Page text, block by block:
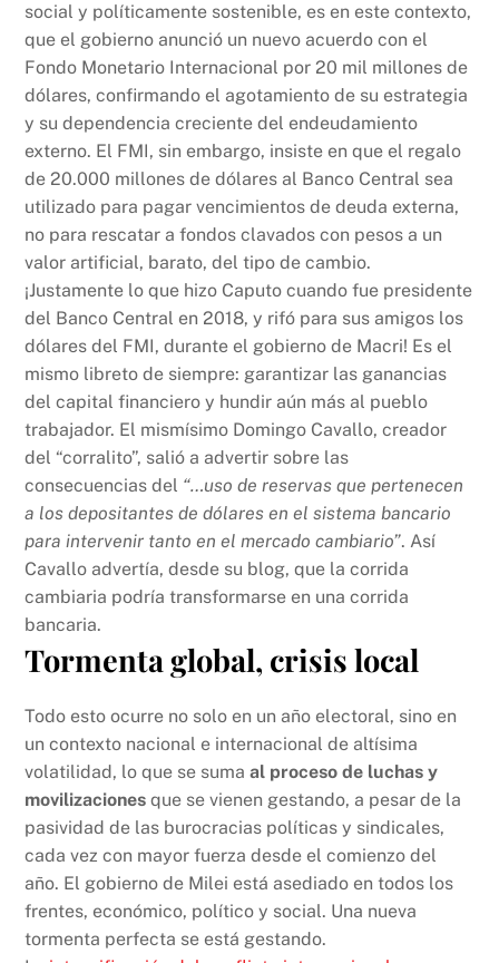
social y políticamente sostenible, es en este contexto,
que el gobierno anunció un nuevo acuerdo con el
Fondo Monetario Internacional por 20 mil millones de
dólares, confirmando el agotamiento de su estrategia
y su dependencia creciente del endeudamiento
externo. El FMI, sin embargo, insiste en que el regalo
de 20.000 millones de dólares al Banco Central sea
utilizado para pagar vencimientos de deuda externa,
no para rescatar a fondos clavados con pesos a un
valor artificial, barato, del tipo de cambio.
¡Justamente lo que hizo Caputo cuando fue presidente
del Banco Central en 2018, y rifó para sus amigos los
dólares del FMI, durante el gobierno de Macri! Es el
mismo libreto de siempre: garantizar las ganancias
del capital financiero y hundir aún más al pueblo
trabajador. El mismísimo Domingo Cavallo, creador
del “corralito”, salió a advertir sobre las
consecuencias del “…uso de reservas que pertenecen
a los depositantes de dólares en el sistema bancario
para intervenir tanto en el mercado cambiario”. Así
Cavallo advertía, desde su blog, que la corrida
cambiaria podría transformarse en una corrida
bancaria.
Tormenta global, crisis local
Todo esto ocurre no solo en un año electoral, sino en
un contexto nacional e internacional de altísima
volatilidad, lo que se suma al proceso de luchas y
movilizaciones que se vienen gestando, a pesar de la
pasividad de las burocracias políticas y sindicales,
cada vez con mayor fuerza desde el comienzo del
año. El gobierno de Milei está asediado en todos los
frentes, económico, político y social. Una nueva
tormenta perfecta se está gestando.